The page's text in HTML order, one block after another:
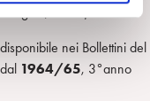
2005)
nei Bollettini del
1964/65, 3°anno